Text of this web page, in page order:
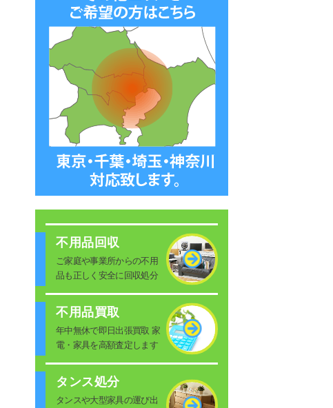
不用品回収
ご家庭や事業所からの不用
品も正しく安全に回収処分
不用品買取
年中無休で即日出張買取 家
電・家具を高額査定します
タンス処分
タンスや大型家具の運び出